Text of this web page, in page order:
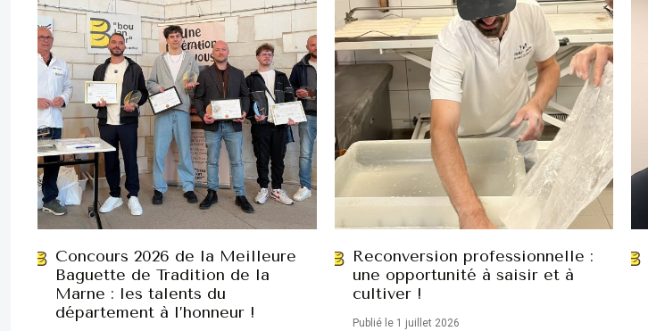
Concours 2026 de la Meilleure
Baguette de Tradition de la
Marne : les talents du
département à l’honneur !
Reconversion professionnelle :
une opportunité à saisir et à
cultiver !
Publié le 1 juillet 2026